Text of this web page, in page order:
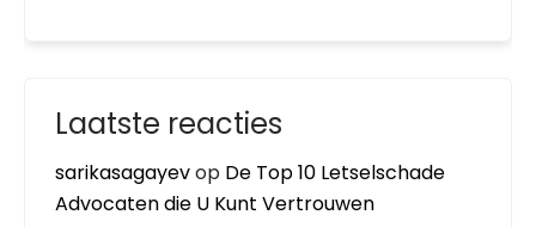
Laatste reacties
sarikasagayevop De Top 10 Letselschade
Advocaten die U Kunt Vertrouwen